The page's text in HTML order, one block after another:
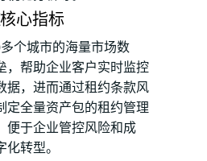
心指标
个城市的海量市场数
，帮助企业客户实时监控
据，进而通过租约条款风
定全量资产包的租约管理
便于企业管控风险和成
转型。